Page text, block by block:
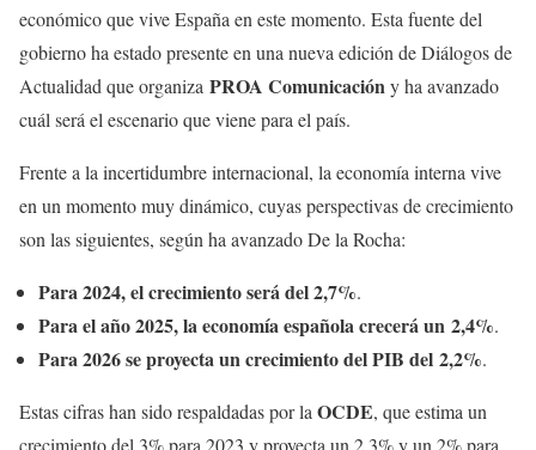
económico que vive España en este momento. Esta fuente del
gobierno ha estado presente en una nueva edición de Diálogos de
Actualidad que organiza PROA Comunicacióny ha avanzado
cuál será el escenario que viene para el país.
Frente a la incertidumbre internacional, la economía interna vive
en un momento muy dinámico, cuyas perspectivas de crecimiento
son las siguientes, según ha avanzado De la Rocha:
Para 2024, el crecimiento será del 2,7%.
Para el año 2025, la economía española crecerá un 2,4%.
Para 2026 se proyecta un crecimiento del PIB del 2,2%.
Estas cifras han sido respaldadas por laOCDE, que estima un